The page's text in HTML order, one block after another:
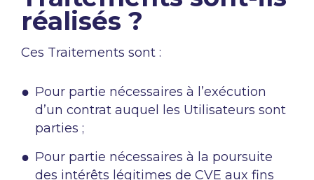
réalisés ?
Ces Traitements sont :
Pour partie nécessaires à l’exécution
d’un contrat auquel les Utilisateurs sont
parties ;
Pour partie nécessaires à la poursuite
des intérêts légitimes de CVE aux fins